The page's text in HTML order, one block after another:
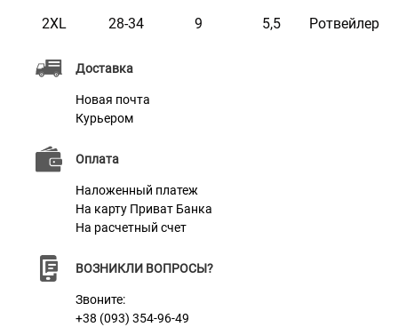
Доставка
Новая почта
Курьером
Оплата
Наложенный платеж
На карту Приват Банка
На расчетный счет
ВОЗНИКЛИ ВОПРОСЫ?
Звоните:
+38 (093) 354-96-49
2XL 28-34 9 5,5 Ротвейлер